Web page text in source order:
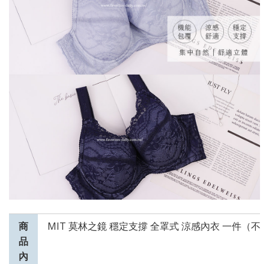
商
品
內
MIT 莫林之鏡 穩定支撐 全罩式 涼感內衣 一件（不